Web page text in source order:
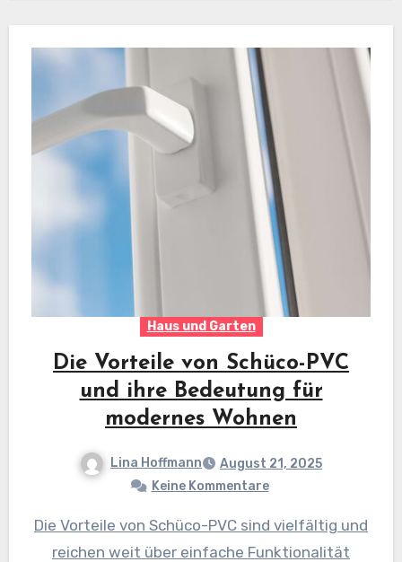
Haus und Garten
Die Vorteile von Schüco-PVC
und ihre Bedeutung für
modernes Wohnen
Lina Hoffmann
August 21, 2025
Keine Kommentare
Die Vorteile von Schüco-PVC sind vielfältig und
reichen weit über einfache Funktionalität